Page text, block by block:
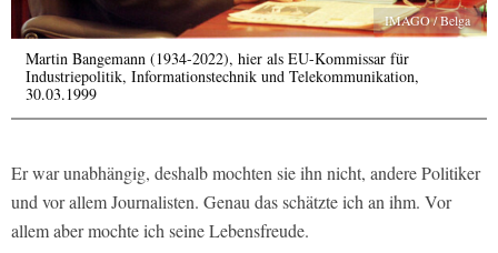
IMAGO / Belga
Martin Bangemann (1934-2022), hier als EU-Kommissar für
Industriepolitik, Informationstechnik und Telekommunikation,
30.03.1999
Er war unabhängig, deshalb mochten sie ihn nicht, andere Politiker
und vor allem Journalisten. Genau das schätzte ich an ihm. Vor
allem aber mochte ich seine Lebensfreude.